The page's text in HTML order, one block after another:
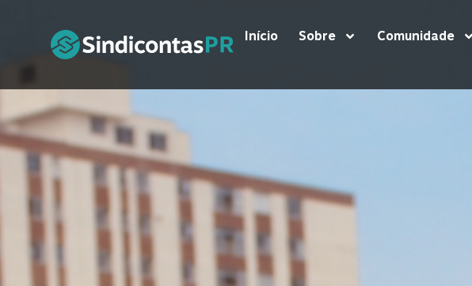
Início Sobre Comunidade